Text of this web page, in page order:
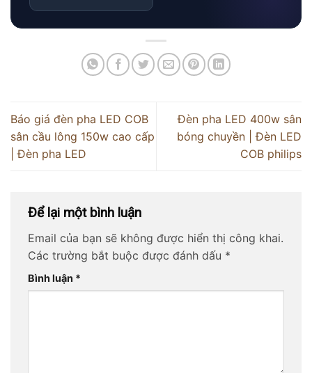
Báo giá đèn pha LED COB
sân cầu lông 150w cao cấp
| Đèn pha LED
Đèn pha LED 400w sân
bóng chuyền | Đèn LED
COB philips
Để lại một bình luận
Email của bạn sẽ không được hiển thị công khai.
Các trường bắt buộc được đánh dấu *
Bình luận *